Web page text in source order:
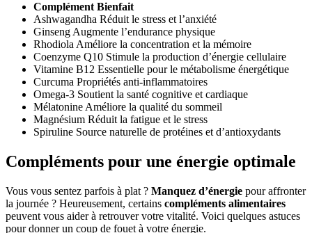
Complément Bienfait
Ashwagandha Réduit le stress et l’anxiété
GinsengAugmente l’endurance physique
RhodiolaAméliore la concentration et la mémoire
Coenzyme Q10 Stimule la production d’énergie cellulaire
Vitamine B12 Essentielle pour le métabolisme énergétique
Curcuma Propriétés anti-inflammatoires
Omega-3 Soutient la santé cognitive et cardiaque
MélatonineAméliore la qualité du sommeil
Magnésium Réduit la fatigue et le stress
Spiruline Source naturelle de protéines et d’antioxydants
Compléments pour une énergie optimale
Vous vous sentez parfois à plat ? Manquez d’énergie pour affronter
la journée ? Heureusement, certains compléments alimentaires
peuvent vous aider à retrouver votre vitalité. Voici quelques astuces
pour donner un coup de fouet à votre énergie.